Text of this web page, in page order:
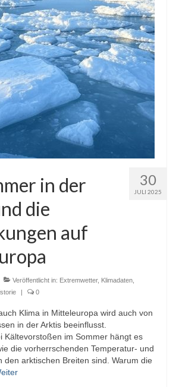
30
JULI 2025
in der
die
auf
Veröffentlicht in: Extremwetter, Klimadaten
| 0
Klima in Mitteleuropa wird auch von
in der Arktis beeinflusst.
Kältevorstoßen im Sommer hängt es
die vorherrschenden Temperatur- und
den arktischen Breiten sind. Warum die